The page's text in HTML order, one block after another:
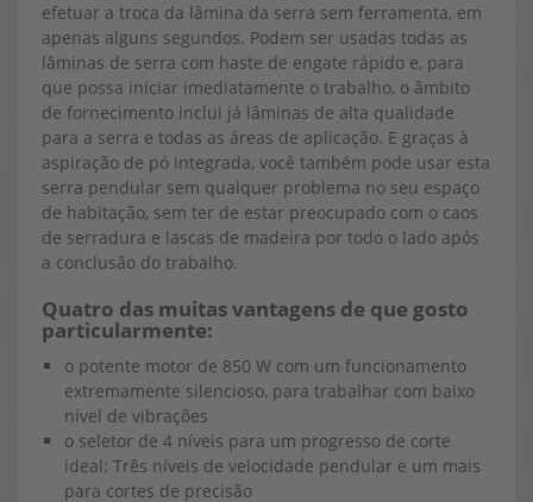
efetuar a troca da lâmina da serra sem ferramenta, em
apenas alguns segundos. Podem ser usadas todas as
lâminas de serra com haste de engate rápido e, para
que possa iniciar imediatamente o trabalho, o âmbito
de fornecimento inclui já lâminas de alta qualidade
para a serra e todas as áreas de aplicação. E graças à
aspiração de pó integrada, você também pode usar esta
serra pendular sem qualquer problema no seu espaço
de habitação, sem ter de estar preocupado com o caos
de serradura e lascas de madeira por todo o lado após
a conclusão do trabalho.
Quatro das muitas vantagens de que gosto
particularmente:
o potente motor de 850 W com um funcionamento
extremamente silencioso, para trabalhar com baixo
nível de vibrações
o seletor de 4 níveis para um progresso de corte
ideal: Três níveis de velocidade pendular e um mais
para cortes de precisão